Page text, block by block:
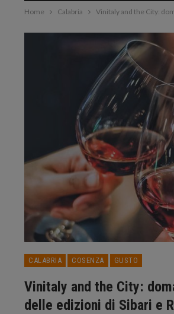
Home Calabria Vinitaly and the City:
CALABRIA COSENZA GUSTO
Vinitaly and the City:
delle edizioni di Sibari e